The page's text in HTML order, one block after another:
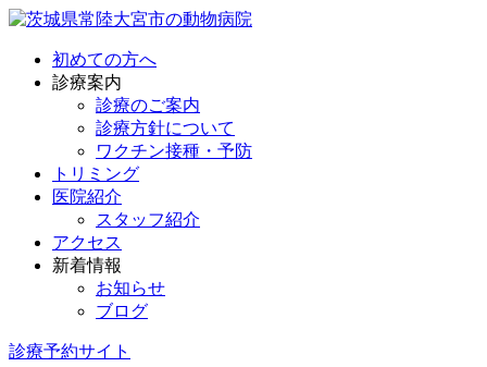
初めての方へ
診療案内
診療のご案内
診療方針について
ワクチン接種・予防
トリミング
医院紹介
スタッフ紹介
アクセス
新着情報
お知らせ
ブログ
診療予約サイト